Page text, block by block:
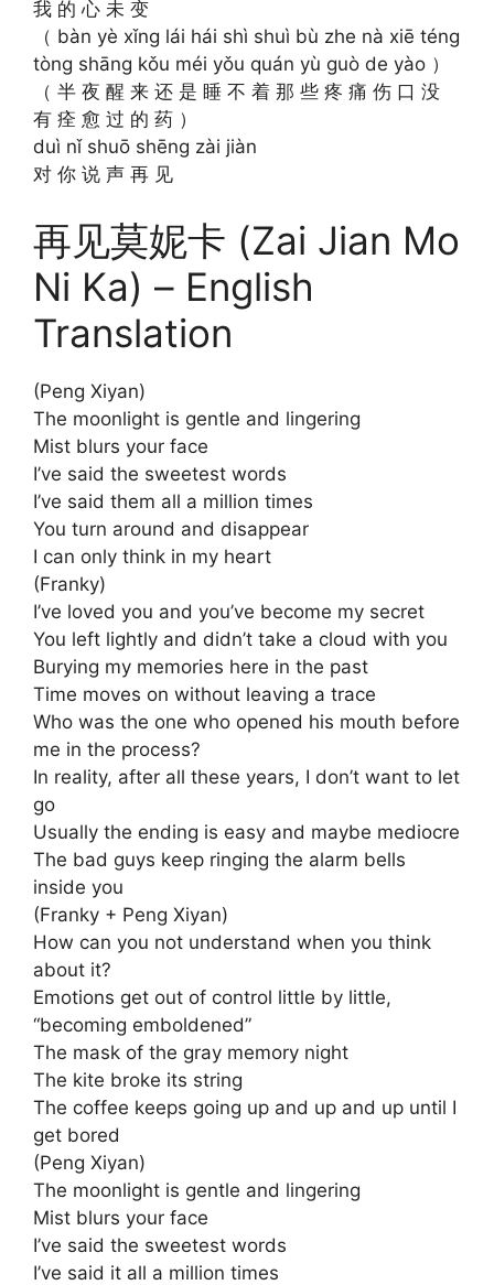
我 的 心 未 变
（ bàn yè xǐng lái hái shì shuì bù zhe nà xiē téng
tòng shāng kǒu méi yǒu quán yù guò de yào ）
（ 半 夜 醒 来 还 是 睡 不 着 那 些 疼 痛 伤 口 没
有 痊 愈 过 的 药 ）
duì nǐ shuō shēng zài jiàn
对 你 说 声 再 见
再见莫妮卡 (Zai Jian Mo
Ni Ka) – English
Translation
(Peng Xiyan)
The moonlight is gentle and lingering
Mist blurs your face
I’ve said the sweetest words
I’ve said them all a million times
You turn around and disappear
I can only think in my heart
(Franky)
I’ve loved you and you’ve become my secret
You left lightly and didn’t take a cloud with you
Burying my memories here in the past
Time moves on without leaving a trace
Who was the one who opened his mouth before
me in the process?
In reality, after all these years, I don’t want to let
go
Usually the ending is easy and maybe mediocre
The bad guys keep ringing the alarm bells
inside you
(Franky + Peng Xiyan)
How can you not understand when you think
about it?
Emotions get out of control little by little,
“becoming emboldened”
The mask of the gray memory night
The kite broke its string
The coffee keeps going up and up and up until I
get bored
(Peng Xiyan)
The moonlight is gentle and lingering
Mist blurs your face
I’ve said the sweetest words
I’ve said it all a million times